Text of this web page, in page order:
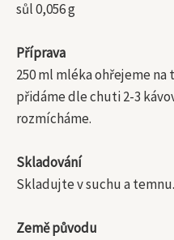
sůl 0,056 g
Příprava
250 ml mléka ohřejeme na
přidáme dle chuti 2-3
rozmícháme.
Skladování
Skladujte v suchu a temnu.
Země původu